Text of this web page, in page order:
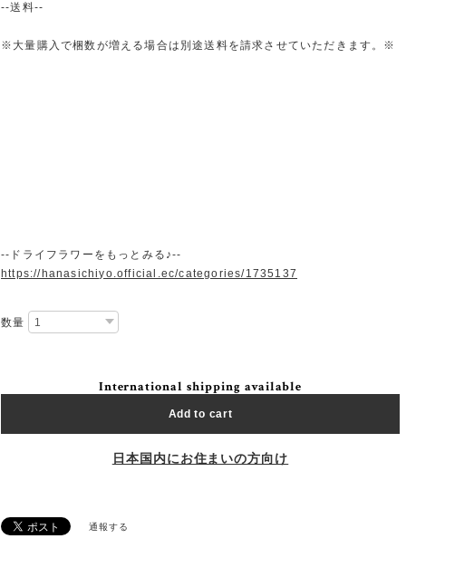
--送料--
※大量購入で梱数が増える場合は別途送料を請求させていただきます。※
--ドライフラワーをもっとみる♪--
https://hanasichiyo.official.ec/categories/1735137
数量
International shipping available
Add to cart
日本国内にお住まいの方向け
通報する